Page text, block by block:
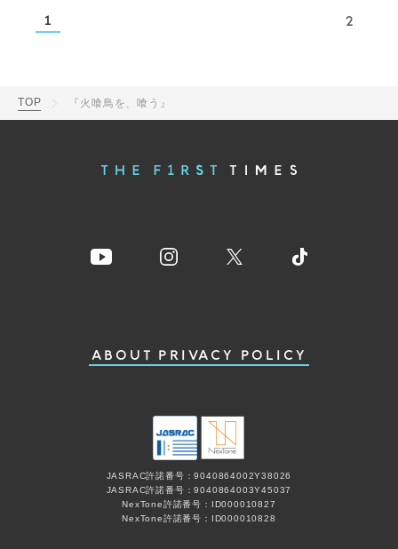
1 2
TOP 『火喰鳥を、喰う』
ABOUT PRIVACY POLICY
JASRAC許諾番号：9040864002Y38026
JASRAC許諾番号：9040864003Y45037
NexTone許諾番号：ID000010827
NexTone許諾番号：ID000010828